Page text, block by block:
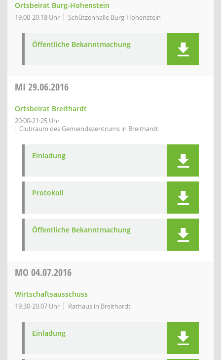
Ortsbeirat Burg-Hohenstein
19:00-20:18 Uhr Schützenhalle Burg-Hohenstein
Öffentliche Bekanntmachung
MI 29.06.2016
Ortsbeirat Breithardt
20:00-21:25 Uhr
Clubraum des Gemeindezentrums in Breithardt
Einladung
Protokoll
Öffentliche Bekanntmachung
MO 04.07.2016
Wirtschaftsausschuss
19:30-20:07 Uhr Rathaus in Breithardt
Einladung